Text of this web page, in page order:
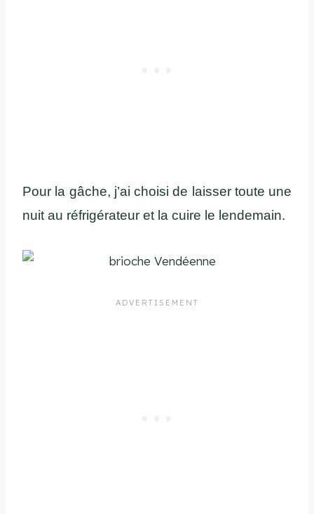
Pour la gâche, j’ai choisi de laisser toute une
nuit au réfrigérateur et la cuire le lendemain.